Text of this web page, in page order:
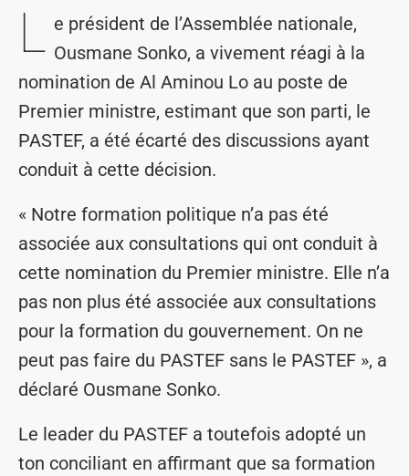
L e président de l’Assemblée nationale,
Ousmane Sonko, a vivement réagi à la
nomination de Al Aminou Lo au poste de
Premier ministre, estimant que son parti, le
PASTEF, a été écarté des discussions ayant
conduit à cette décision.
« Notre formation politique n’a pas été
associée aux consultations qui ont conduit à
cette nomination du Premier ministre. Elle n’a
pas non plus été associée aux consultations
pour la formation du gouvernement. On ne
peut pas faire du PASTEF sans le PASTEF », a
déclaré Ousmane Sonko.
Le leader du PASTEF a toutefois adopté un
ton conciliant en affirmant que sa formation